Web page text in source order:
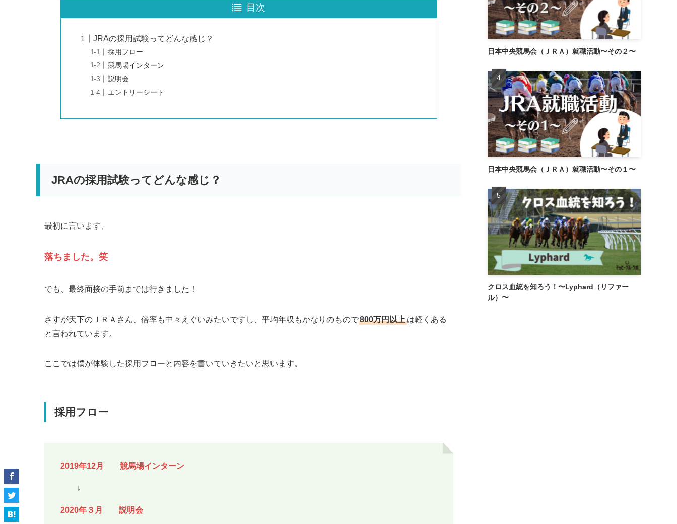
目次
JRAの採用試験ってどんな感じ？
採用フロー
競馬場インターン
説明会
エントリーシート
JRAの採用試験ってどんな感じ？
最初に言います、
落ちました。笑
でも、最終面接の手前までは行きました！
さすが天下のＪＲＡさん、倍率も中々えぐいみたいですし、平均年収もかなりのもので800万円以上は軽くある
と言われています。
ここでは僕が体験した採用フローと内容を書いていきたいと思います。
採用フロー
2019年12月 競馬場インターン
↓
2020年３月 説明会
日本中央競馬会（ＪＲＡ）就職活動〜その２〜
日本中央競馬会（ＪＲＡ）就職活動〜その１〜
クロス血統を知ろう！〜Lyphard（リファー
ル）〜